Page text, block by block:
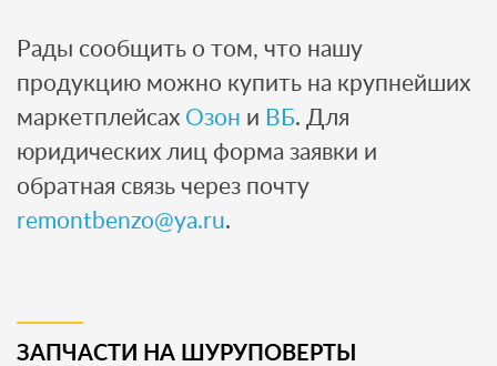
КОНТАКТЫ
Рады сообщить о том, что нашу
продукцию можно купить на крупнейших
маркетплейсах Озон и ВБ. Для
юридических лиц форма заявки и
обратная связь через почту
remontbenzo@ya.ru.
ЗАПЧАСТИ НА ШУРУПОВЕРТЫ